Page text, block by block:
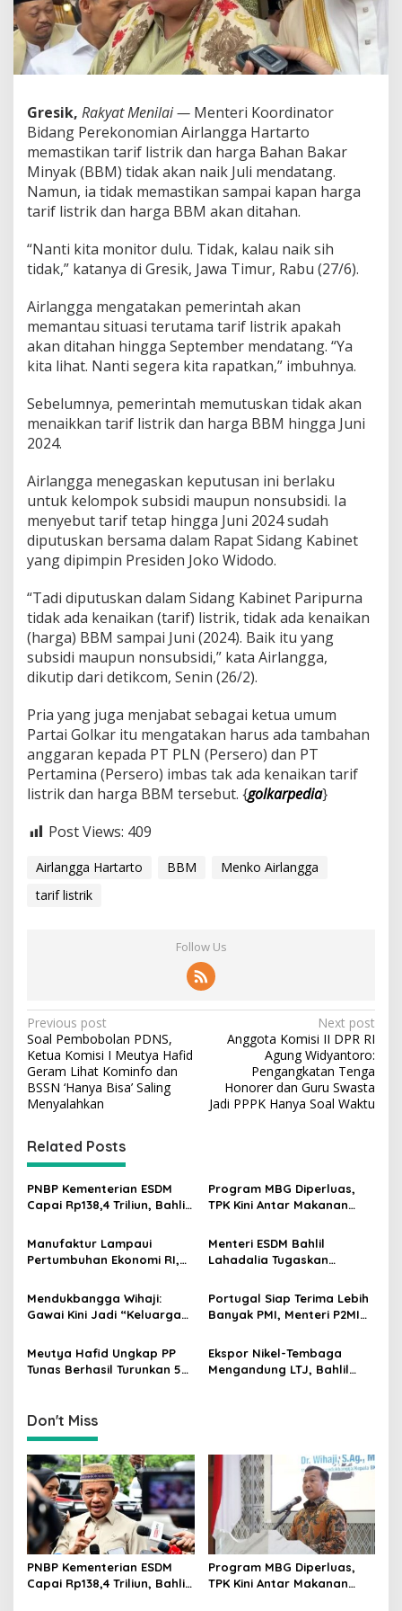
a
r
t
P
t
i
k
a
n
T
a
i
f
i
s
t
r
i
k
a
n
M
u
l
a
n
u
l
i
'
T
i
d
k
A
k
a
n
N
i
Gresik, Rakyat Menilai — Menteri Koordinator
Bidang Perekonomian Airlangga Hartarto
memastikan tarif listrik dan harga Bahan Bakar
Minyak (BBM) tidak akan naik Juli mendatang.
Namun, ia tidak memastikan sampai kapan harga
tarif listrik dan harga BBM akan ditahan.
“Nanti kita monitor dulu. Tidak, kalau naik sih
tidak,” katanya di Gresik, Jawa Timur, Rabu (27/6).
Airlangga mengatakan pemerintah akan
memantau situasi terutama tarif listrik apakah
akan ditahan hingga September mendatang. “Ya
kita lihat. Nanti segera kita rapatkan,” imbuhnya.
Sebelumnya, pemerintah memutuskan tidak akan
menaikkan tarif listrik dan harga BBM hingga Juni
2024.
Airlangga menegaskan keputusan ini berlaku
untuk kelompok subsidi maupun nonsubsidi. Ia
menyebut tarif tetap hingga Juni 2024 sudah
diputuskan bersama dalam Rapat Sidang Kabinet
yang dipimpin Presiden Joko Widodo.
“Tadi diputuskan dalam Sidang Kabinet Paripurna
tidak ada kenaikan (tarif) listrik, tidak ada kenaikan
(harga) BBM sampai Juni (2024). Baik itu yang
subsidi maupun nonsubsidi,” kata Airlangga,
dikutip dari detikcom, Senin (26/2).
Pria yang juga menjabat sebagai ketua umum
Partai Golkar itu mengatakan harus ada tambahan
anggaran kepada PT PLN (Persero) dan PT
Pertamina (Persero) imbas tak ada kenaikan tarif
listrik dan harga BBM tersebut. {golkarpedia}
Post Views: 409
Airlangga Hartarto BBM
Menko Airlangga
tarif listrik
Follow Us
P
o
s
t
a
v
i
a
i
n
Previous post
Soal Pembobolan PDNS,
Ketua Komisi I Meutya Hafid
Geram Lihat Kominfo dan
BSSN ‘Hanya Bisa’ Saling
Menyalahkan
Next post
Anggota Komisi II DPR RI
Agung Widyantoro:
Pengangkatan Tenga
Honorer dan Guru Swasta
Jadi PPPK Hanya Soal Waktu
Related Posts
PNBP Kementerian ESDM
Capai Rp138,4 Triliun, Bahlil
Akuntabilitas
Program MBG Diperluas,
TPK Kini Antar Makanan
Balita
Manufaktur Lampaui
Pertumbuhan Ekonomi RI,
Soroti Keberhasilan
Industrialisasi
Menteri ESDM Bahlil
Lahadalia Tugaskan
Pengadaan Migas dan
Pengawasan Kualitas BBM
Mendukbangga Wihaji:
Gawai Kini Jadi “Keluarga
Perkuat Pengasuhan Anak
Portugal Siap Terima Lebih
Banyak PMI, Menteri P2MI
Penyelesaian MoU
Meutya Hafid Ungkap PP
Tunas Berhasil Turunkan 5
Ekspor Nikel-Tembaga
Mengandung LTJ, Bahlil
Don't Miss
PNBP Kementerian ESDM
Capai Rp138,4 Triliun, Bahlil
Program MBG Diperluas,
TPK Kini Antar Makanan